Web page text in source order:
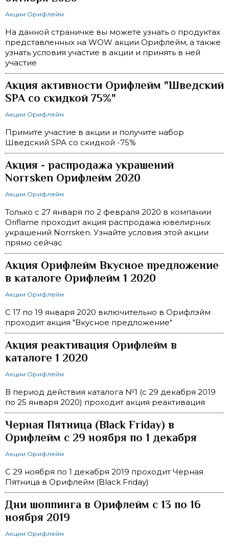
Акции Орифлейм
На данной страничке вы можете узнать о продуктах
представленных на WOW акции Орифлейм, а также
узнать условия участие в акции и принять в ней
участие
Акция активности Орифлейм "Шведский
SPA со скидкой 75%"
Акции Орифлейм
Примите участие в акции и получите набор
Шведский SPA со скидкой -75%
Акция - распродажа украшений
Norrsken Орифлейм 2020
Акции Орифлейм
Только с 27 января по 2 февраля 2020 в компании
Oriflame проходит акция распродажа ювелирных
украшений Norrsken. Узнайте условия этой акции
прямо сейчас
Акция Орифлейм Вкусное предложение
в каталоге Орифлейм 1 2020
Акции Орифлейм
С 17 по 19 января 2020 включительно в Орифлэйм
проходит акция "Вкусное предложение"
Акция реактивация Орифлейм в
каталоге 1 2020
Акции Орифлейм
В период действия каталога №1 (с 29 декабря 2019
по 25 января 2020) проходит акция реактивация
Черная Пятница (Black Friday) в
Орифлейм с 29 ноября по 1 декабря
Акции Орифлейм
C 29 ноября по 1 декабря 2019 проходит Черная
Пятница в Орифлейм (Black Friday)
Дни шоппинга в Орифлейм с 13 по 16
ноября 2019
Акции Орифлейм